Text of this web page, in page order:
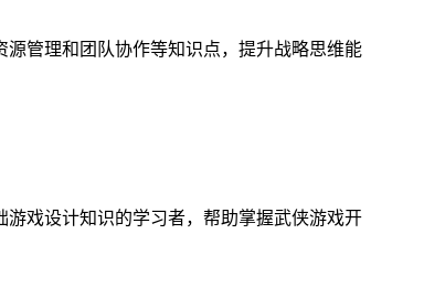
管理和团队协作等知识点，提升战略思维能
戏设计知识的学习者，帮助掌握武侠游戏开